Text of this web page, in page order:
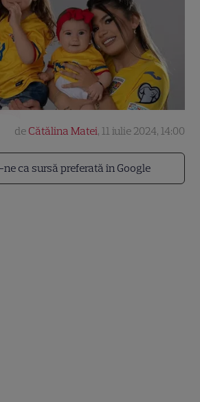
ca sursă preferată în Google
de Cătălina Matei, 11 iulie 2024, 14:00